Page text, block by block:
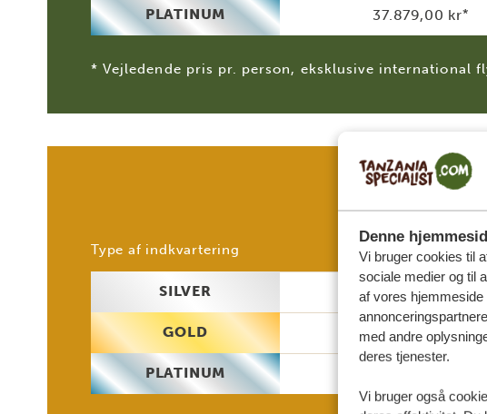
Denne
Vi bruger cookies til
sociale medier og til
af vores hjemmeside
med andre
deres tjenester.
Vi bruger også
PLATINUM 37.879,00 kr*
* Vejledende pris pr. person, eksklusive international
MIDT
Type af indkvartering 2 personer
SILVER 26.262,00 kr*
GOLD 31.508,00 kr*
PLATINUM